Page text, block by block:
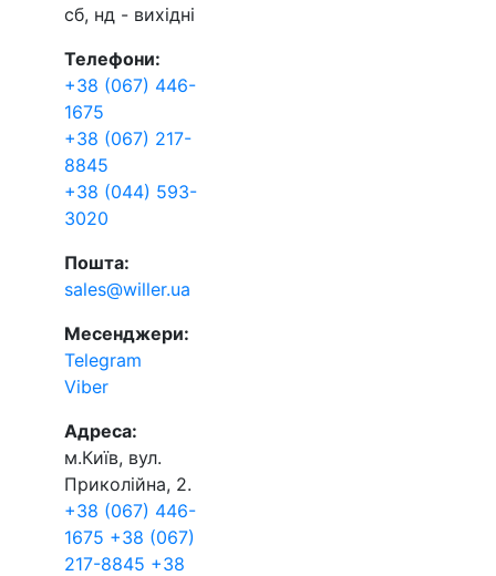
сб, нд - вихідні
Телефони:
+38 (067) 446-
1675
+38 (067) 217-
8845
+38 (044) 593-
3020
Пошта:
sales@willer.ua
Месенджери:
Telegram
Viber
Адреса:
м.Київ, вул.
Приколійна, 2.
+38 (067) 446-
1675 +38 (067)
217-8845 +38